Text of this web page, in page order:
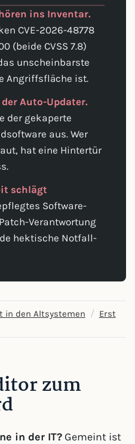
ins Inventar.
CVE-2026-48778
(beide CVSS 7.8)
unscheinbarste
Angriffsfläche ist.
Auto-Updater.
der gekaperte
aus. Wer
hat eine Hintertür
schlägt
Software-
Verantwortung
hektische Notfall-
in den Altsystemen / Erst
zum
in der IT? Gemeint ist